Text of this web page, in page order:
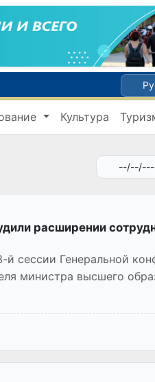
Культура
расширении
й сессии Генеральной
министра высшего